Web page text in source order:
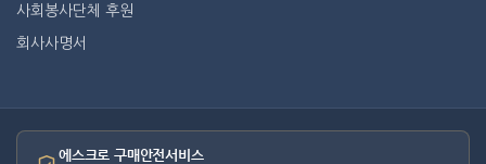
사회봉사단체 후원
회사사명서
에스크로 구매안전서비스